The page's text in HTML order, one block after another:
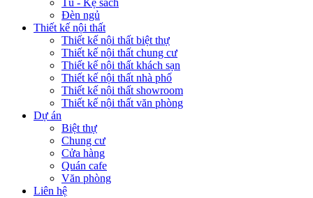
Tủ - Kệ sách
Đèn ngủ
Thiết kế nội thất
Thiết kế nội thất biệt thự
Thiết kế nội thất chung cư
Thiết kế nội thất khách sạn
Thiết kế nội thất nhà phố
Thiết kế nội thất showroom
Thiết kế nội thất văn phòng
Dự án
Biệt thự
Chung cư
Cửa hàng
Quán cafe
Văn phòng
Liên hệ